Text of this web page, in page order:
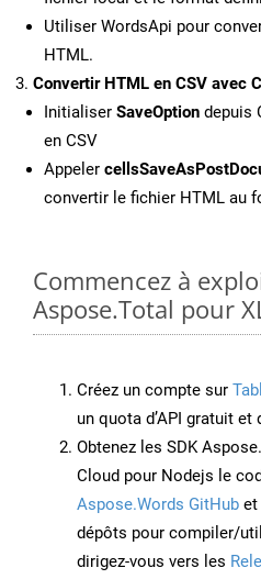
Utiliser WordsApi pour
HTML.
Convertir HTML en CSV avec
Initialiser SaveOption depuis
en CSV
Appeler
convertir le fichier HTML au
Commencez à
Aspose.Total pour
Créez un compte sur
un quota d’API gratuit
Obtenez les SDK
Cloud pour Nodejs le
Aspose.Words GitHub et
dépôts pour compiler/
dirigez-vous vers les